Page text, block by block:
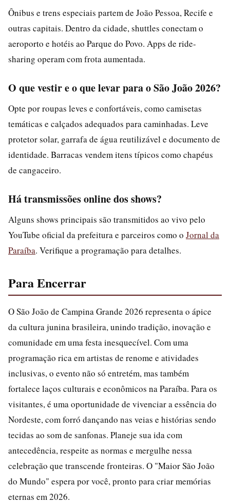
Ônibus e trens especiais partem de João Pessoa, Recife e
outras capitais. Dentro da cidade, shuttles conectam o
aeroporto e hotéis ao Parque do Povo. Apps de ride-
sharing operam com frota aumentada.
O que vestir e o que levar para o São João 2026?
Opte por roupas leves e confortáveis, como camisetas
temáticas e calçados adequados para caminhadas. Leve
protetor solar, garrafa de água reutilizável e documento de
identidade. Barracas vendem itens típicos como chapéus
de cangaceiro.
Há transmissões online dos shows?
Alguns shows principais são transmitidos ao vivo pelo
YouTube oficial da prefeitura e parceiros como o Jornal da
Paraíba. Verifique a programação para detalhes.
Para Encerrar
O São João de Campina Grande 2026 representa o ápice
da cultura junina brasileira, unindo tradição, inovação e
comunidade em uma festa inesquecível. Com uma
programação rica em artistas de renome e atividades
inclusivas, o evento não só entretém, mas também
fortalece laços culturais e econômicos na Paraíba. Para os
visitantes, é uma oportunidade de vivenciar a essência do
Nordeste, com forró dançando nas veias e histórias sendo
tecidas ao som de sanfonas. Planeje sua ida com
antecedência, respeite as normas e mergulhe nessa
celebração que transcende fronteiras. O "Maior São João
do Mundo" espera por você, pronto para criar memórias
eternas em 2026.